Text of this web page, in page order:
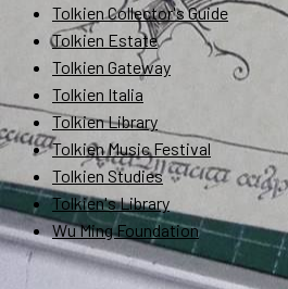
Tolkien Collector's Guide
Tolkien Estate
Tolkien Gateway
Tolkien Italia
Tolkien Library
Tolkien Music Festival
Tolkien Studies
Tolkien's Library
Wu Ming Foundation